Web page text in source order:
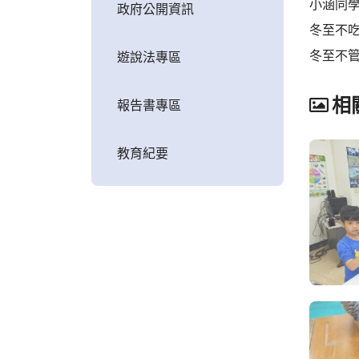
政府公開資訊
遊說法專區
報告書專區
教育紀要
小涵同
冬至不
冬至不
相